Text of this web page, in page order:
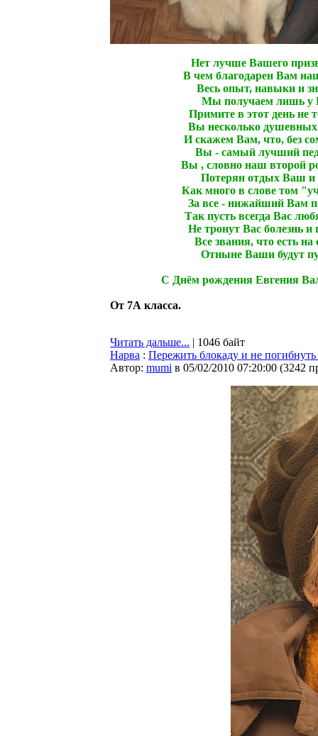
Нет лучше Вашего
В чем благодарен Вам
Весь опыт, навыки и
Мы получаем лишь у
Примите в этот день не
Вы несколько душевных
И скажем Вам, что, без
Вы - самый лучший
Вы , словно наш второй
Потерян отдых Ваш и
Как много в слове том
За все - нижайший Вам
Так пусть всегда Вас
Не тронут Вас болезнь и
Все звания, что есть на
Отныне Ваши будут
С Днём рождения Евгения
От 7А класса.
Читать дальше... | 1046 байт
Нарва : Пережить блокаду и не
Автор: mumi в 05/02/2010 07:20:00 (3242